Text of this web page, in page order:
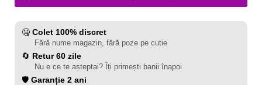
🤐 Colet 100% discret
Fără nume magazin, fără poze pe cutie
🔄 Retur 60 zile
Nu e ce te așteptai? Îți primești banii înapoi
🛡️ Garanție 2 ani